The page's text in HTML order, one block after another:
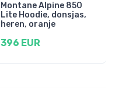
Montane Alpine 850
Lite Hoodie, donsjas,
heren, oranje
396 EUR